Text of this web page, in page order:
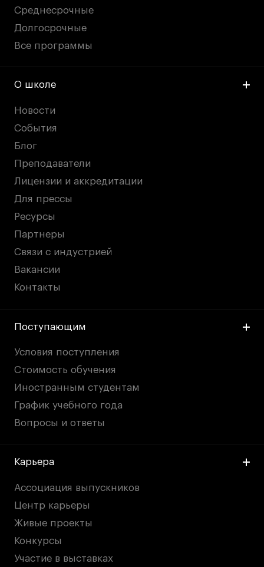
Среднесрочные
Долгосрочные
Все программы
О школе
Новости
События
Блог
Преподаватели
Лицензии и аккредитации
Для прессы
Ресурсы
Партнеры
Связи с индустрией
Вакансии
Контакты
Поступающим
Условия поступления
Стоимость обучения
Иностранным студентам
График учебного года
Вопросы и ответы
Карьера
Ассоциация выпускников
Центр карьеры
Живые проекты
Конкурсы
Участие в выставках